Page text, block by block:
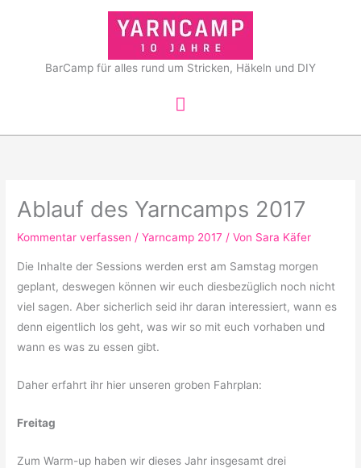
BarCamp für alles rund um Stricken, Häkeln und DIY
Hauptmenü
Ablauf des Yarncamps 2017
Kommentar verfassen /Yarncamp 2017 / Von Sara Käfer
Die Inhalte der Sessions werden erst am Samstag morgen
geplant, deswegen können wir euch diesbezüglich noch nicht
viel sagen. Aber sicherlich seid ihr daran interessiert, wann es
denn eigentlich los geht, was wir so mit euch vorhaben und
wann es was zu essen gibt.
Daher erfahrt ihr hier unseren groben Fahrplan:
Freitag
Zum Warm-up haben wir dieses Jahr insgesamt drei